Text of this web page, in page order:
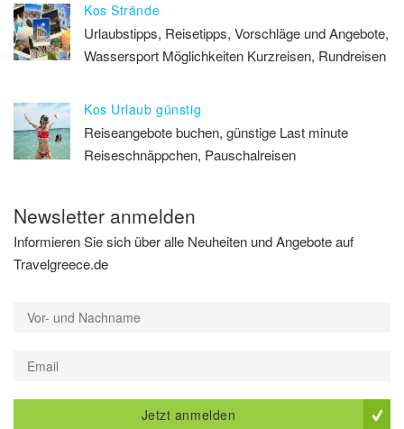
Kos Strände
Urlaubstipps, Reisetipps, Vorschläge und Angebote,
Wassersport Möglichkeiten Kurzreisen, Rundreisen
Kos Urlaub günstig
Reiseangebote buchen, günstige Last minute
Reiseschnäppchen, Pauschalreisen
Newsletter anmelden
Informieren Sie sich über alle Neuheiten und Angebote auf
Travelgreece.de
Jetzt anmelden